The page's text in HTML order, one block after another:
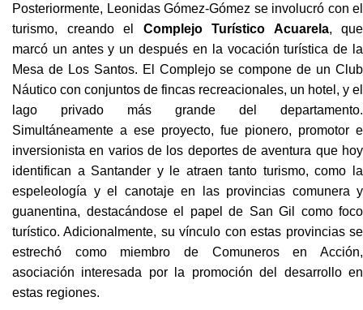
Posteriormente, Leonidas Gómez-Gómez se involucró con el
turismo, creando el Complejo Turístico Acuarela, que
marcó un antes y un después en la vocación turística de la
Mesa de Los Santos. El Complejo se compone de un Club
Náutico con conjuntos de fincas recreacionales, un hotel, y el
lago privado más grande del departamento.
Simultáneamente a ese proyecto, fue pionero, promotor e
inversionista en varios de los deportes de aventura que hoy
identifican a Santander y le atraen tanto turismo, como la
espeleología y el canotaje en las provincias comunera y
guanentina, destacándose el papel de San Gil como foco
turístico. Adicionalmente, su vínculo con estas provincias se
estrechó como miembro de Comuneros en Acción,
asociación interesada por la promoción del desarrollo en
estas regiones.